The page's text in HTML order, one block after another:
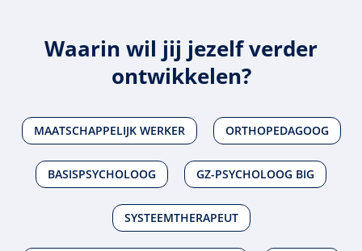
Waarin wil jij jezelf verder
ontwikkelen?
MAATSCHAPPELIJK WERKER ORTHOPEDAGOOG
BASISPSYCHOLOOG GZ-PSYCHOLOOG BIG
SYSTEEMTHERAPEUT